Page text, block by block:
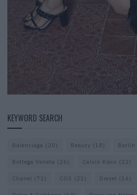
KEYWORD SEARCH
Balenciaga (20) Beauty (18) Berlin
Bottega Veneta (26) Calvin Klein (22)
Chanel (71) COS (21) Diesel (16)